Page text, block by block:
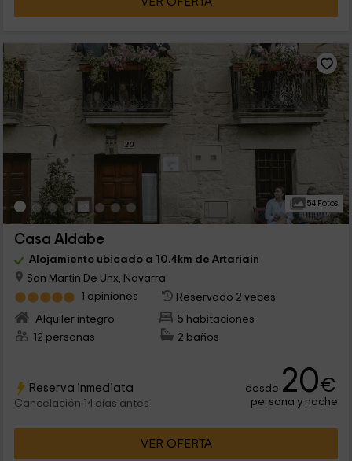
54 Fotos
Casa Aldabe
Alojamiento ubicado a 10.4km de Artariain
San Martin De Unx, Navarra
1 opiniones
Reservado 2 veces
Alquiler íntegro
5 habitaciones
12 personas
2 baños
Reserva inmediata
Cancelación 14 días antes
desde 20€
persona y noche
VER OFERTA